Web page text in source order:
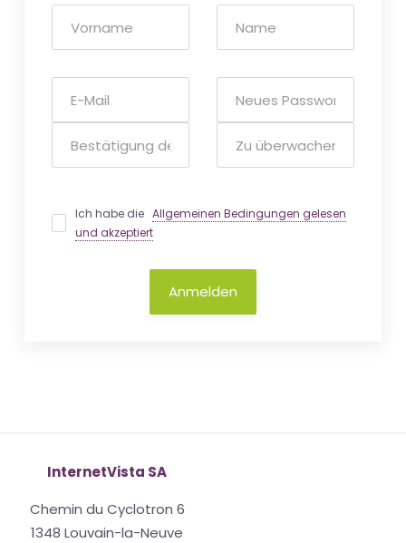
Ich habe dieAllgemeinen Bedingungen gelesen
und akzeptiert
Anmelden
InternetVista SA
Chemin du Cyclotron 6
1348 Louvain-la-Neuve